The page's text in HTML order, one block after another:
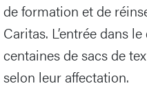
de formation et de
Caritas. L’entrée dans
centaines de sacs de
selon leur affectation.